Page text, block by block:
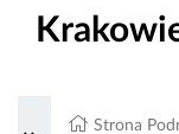
Strona